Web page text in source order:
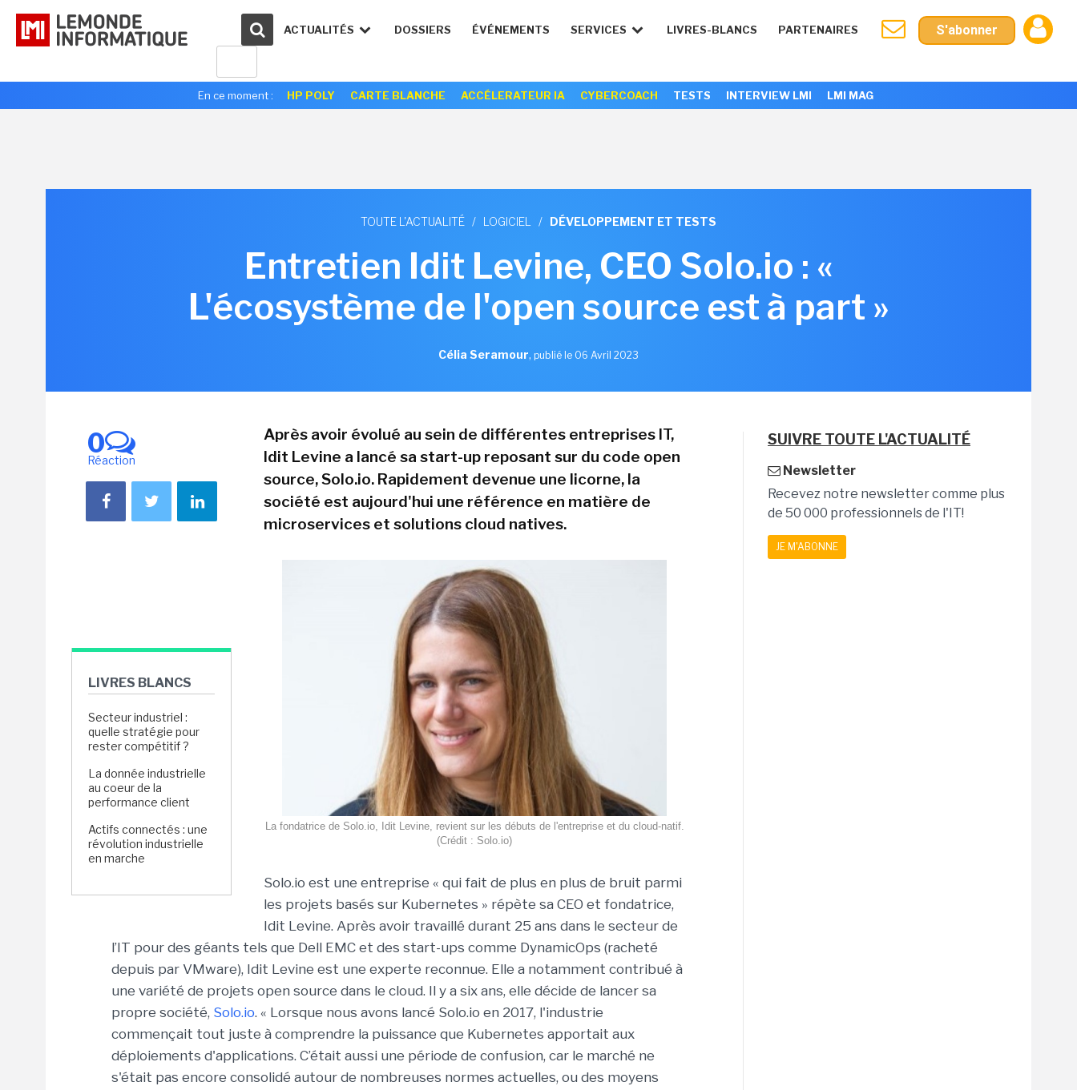
ACTUALITÉS DOSSIERS ÉVÉNEMENTS SERVICES LIVRES-BLANCS PARTENAIRES S'abonner
En ce moment : HP POLY CARTE BLANCHE ACCÉLERATEUR IA CYBERCOACH TESTS INTERVIEW LMI LMI MAG
TOUTE L'ACTUALITÉ / LOGICIEL / DÉVELOPPEMENT ET TESTS
Entretien Idit Levine, CEO Solo.io : «
L'écosystème de l'open source est à part »
Célia Seramour, publié le 06 Avril 2023
0
Réaction
LIVRES BLANCS
Secteur industriel :
quelle stratégie pour
rester compétitif ?
La donnée industrielle
au coeur de la
performance client
Actifs connectés : une
révolution industrielle
en marche
Après avoir évolué au sein de différentes entreprises IT,
Idit Levine a lancé sa start-up reposant sur du code open
source, Solo.io. Rapidement devenue une licorne, la
société est aujourd'hui une référence en matière de
microservices et solutions cloud natives.
La fondatrice de Solo.io, Idit Levine, revient sur les débuts de l'entreprise et du cloud-natif.
(Crédit : Solo.io)
Solo.io est une entreprise « qui fait de plus en plus de bruit parmi
les projets basés sur Kubernetes » répète sa CEO et fondatrice,
Idit Levine. Après avoir travaillé durant 25 ans dans le secteur de
l’IT pour des géants tels que Dell EMC et des start-ups comme DynamicOps (racheté
depuis par VMware), Idit Levine est une experte reconnue. Elle a notamment contribué à
une variété de projets open source dans le cloud. Il y a six ans, elle décide de lancer sa
propre société, Solo.io. « Lorsque nous avons lancé Solo.io en 2017, l'industrie
commençait tout juste à comprendre la puissance que Kubernetes apportait aux
déploiements d'applications. C’était aussi une période de confusion, car le marché ne
s'était pas encore consolidé autour de nombreuses normes actuelles, ou des moyens
SUIVRE TOUTE L'ACTUALITÉ
Newsletter
Recevez notre newsletter comme plus
de 50 000 professionnels de l'IT!
JE M'ABONNE